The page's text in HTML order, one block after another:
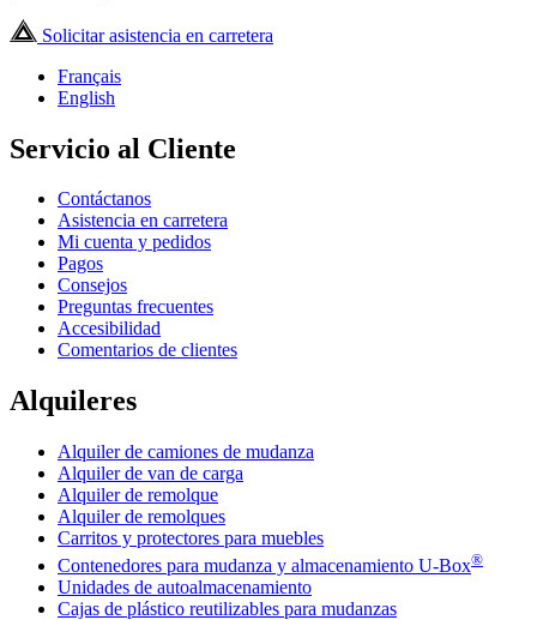
Solicitar asistencia en carretera
Français
English
Servicio al Cliente
Contáctanos
Asistencia en carretera
Mi cuenta y pedidos
Pagos
Consejos
Preguntas frecuentes
Accesibilidad
Comentarios de clientes
Alquileres
Alquiler de camiones de mudanza
Alquiler de van de carga
Alquiler de remolque
Alquiler de remolques
Carritos y protectores para muebles
Contenedores para mudanza y almacenamiento U-Box®
Unidades de autoalmacenamiento
Cajas de plástico reutilizables para mudanzas